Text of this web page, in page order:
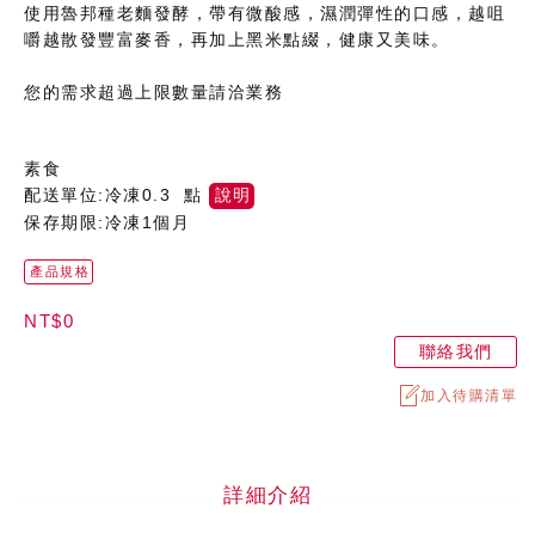
使用魯邦種老麵發酵，帶有微酸感，濕潤彈性的口感，越咀
嚼越散發豐富麥香，再加上黑米點綴，健康又美味。
您的需求超過上限數量請洽業務
素食
配送單位:冷凍0.3 點
說明
保存期限:冷凍1個月
產品規格
NT$0
聯絡我們
加入待購清單
詳細介紹